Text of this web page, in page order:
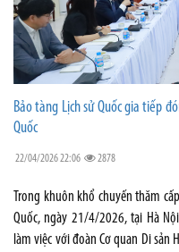
Bảo tàng Lịch sử Quốc gia tiếp
Quốc
22/04/2026 22:06 2878
Trong khuôn khổ chuyến thăm
Quốc, ngày 21/4/2026, tại Hà
làm việc với đoàn Cơ quan Di sản